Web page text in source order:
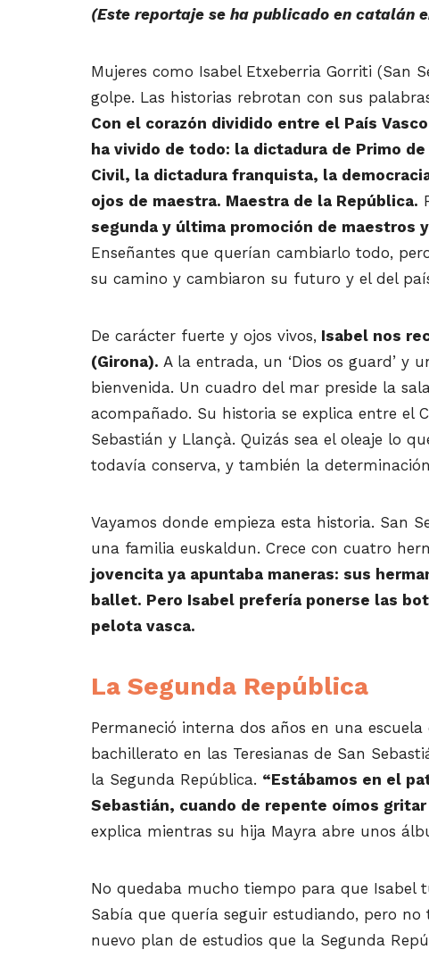
(Este reportaje se ha publicado en catalán
Mujeres como Isabel Etxeberria Gorriti (San
golpe. Las historias rebrotan con sus
Con el corazón dividido entre el País
ha vivido de todo: la dictadura de Primo
Civil, la dictadura franquista, la
ojos de maestra. Maestra de la República.
segunda y última promoción de maestros
Enseñantes que querían cambiarlo todo,
su camino y cambiaron su futuro y el del
De carácter fuerte y ojos vivos, Isabel nos
(Girona). A la entrada, un ‘Dios os guard’ y
bienvenida. Un cuadro del mar preside la
acompañado. Su historia se explica entre el
Sebastián y Llançà. Quizás sea el oleaje lo
todavía conserva, y también la
Vayamos donde empieza esta historia. San
una familia euskaldun. Crece con cuatro
jovencita ya apuntaba maneras: sus
ballet. Pero Isabel prefería ponerse las
pelota vasca.
La Segunda República
Permaneció interna dos años en una
bachillerato en las Teresianas de San
la Segunda República. “Estábamos en el
Sebastián, cuando de repente oímos
explica mientras su hija Mayra abre unos
No quedaba mucho tiempo para que Isabel
Sabía que quería seguir estudiando, pero
nuevo plan de estudios que la Segunda